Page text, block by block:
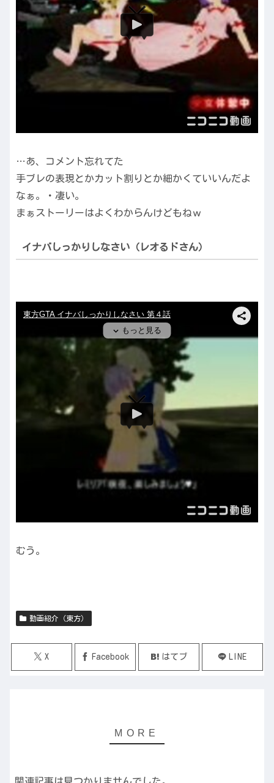
…あ、コメント忘れてた
手ブレの表現とかカット割りとか細かくていいんだよ
なぁ。・凄い。
まぁストーリーはよくわからんけどもねｗ
イナバしっかりしなさい（レオるドさん）
むう。
動画紹介（東方）
X Facebook はてブ LINE